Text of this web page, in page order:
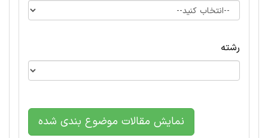
رشته
نمایش مقالات موضوع بندی شده